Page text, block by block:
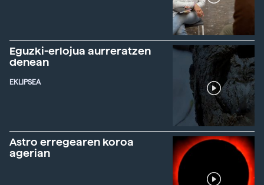
Eguzki-erlojua aurreratzen
denean
EKLIPSEA
Astro erregearen koroa
agerian